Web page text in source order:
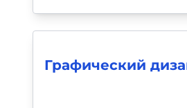
Графический
Психология и